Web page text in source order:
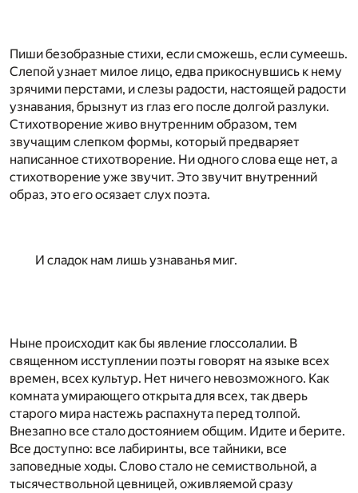
Пиши безобразные стихи, если сможешь, если сумеешь.
Слепой узнает милое лицо, едва прикоснувшись к нему
зрячими перстами, и слезы радости, настоящей радости
узнавания, брызнут из глаз его после долгой разлуки.
Стихотворение живо внутренним образом, тем
звучащим слепком формы, который предваряет
написанное стихотворение. Ни одного слова еще нет, а
стихотворение уже звучит. Это звучит внутренний
образ, это его осязает слух поэта.
И сладок нам лишь узнаванья миг.
Ныне происходит как бы явление глоссолалии. В
священном исступлении поэты говорят на языке всех
времен, всех культур. Нет ничего невозможного. Как
комната умирающего открыта для всех, так дверь
старого мира настежь распахнута перед толпой.
Внезапно все стало достоянием общим. Идите и берите.
Все доступно: все лабиринты, все тайники, все
заповедные ходы. Слово стало не семиствольной, а
тысячествольной цевницей, оживляемой сразу